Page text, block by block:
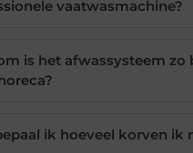
vaatwasmachine?
is het afwassysteem zo
ik hoeveel korven ik